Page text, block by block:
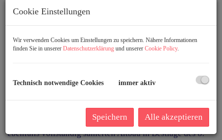
Wunderschöne 62 - 150m² Erstbezüge mit Einbauküchen
Wir freuen uns, Ihnen aufwendig neu renovierte
Erstbezüge mit Wohnflächen von 62m² - 150m² in einem
ebenfalls vollständig sanierten Altbau in Bestlage des 8.
Cookie Einstellungen
Wir verwenden Cookies um Einstellungen zu speichern. Nähere Informationen
finden Sie in unserer Datenschutzerklärung und unserer Cookie Policy.
Technisch notwendige Cookies immer aktiv
Speichern Alle akzeptieren